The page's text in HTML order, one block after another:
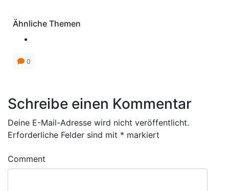
Ähnliche Themen
0
Schreibe einen Kommentar
Deine E-Mail-Adresse wird nicht veröffentlicht.
Erforderliche Felder sind mit * markiert
Comment